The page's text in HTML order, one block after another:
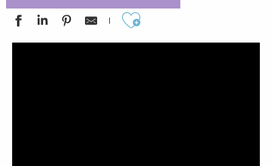
Ajouter aux favoris